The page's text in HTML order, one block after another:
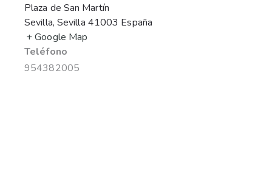
Plaza de San Martín
Sevilla, Sevilla 41003 España
+ Google Map
Teléfono
954382005